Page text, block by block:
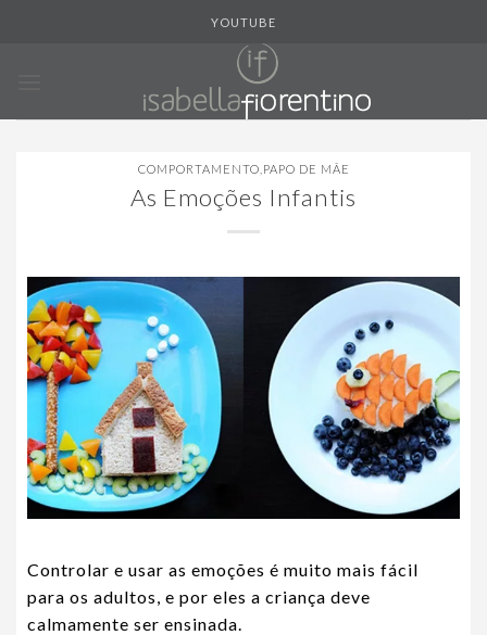
YOUTUBE
COMPORTAMENTO PAPO DE MÃE
As Emoções Infantis
Controlar e usar as emoções é muito mais fácil
para os adultos, e por eles a criança deve
calmamente ser ensinada.